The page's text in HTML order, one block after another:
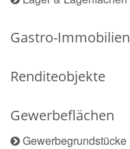
Gastro-Immobilien
Renditeobjekte
Gewerbeflächen
Gewerbegrundstücke